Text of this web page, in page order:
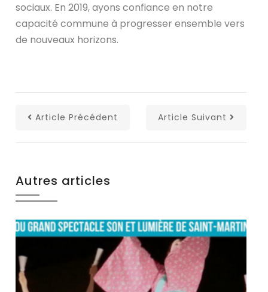
sociaux. En 2019, ayons confiance en notre
capacité commune à progresser ensemble vers
de nouveaux horizons.
Article Précédent Article Suivant
Autres articles